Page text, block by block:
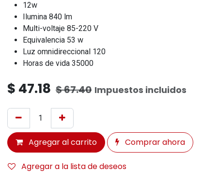
12w
Ilumina 840 lm
Multi-voltaje 85-220 V
Equivalencia 53 w
Luz omnidireccional 120
Horas de vida 35000
$ 47.18 $67.40 Impuestos incluidos
Agregar al carrito Comprar ahora
Agregar a la lista de deseos